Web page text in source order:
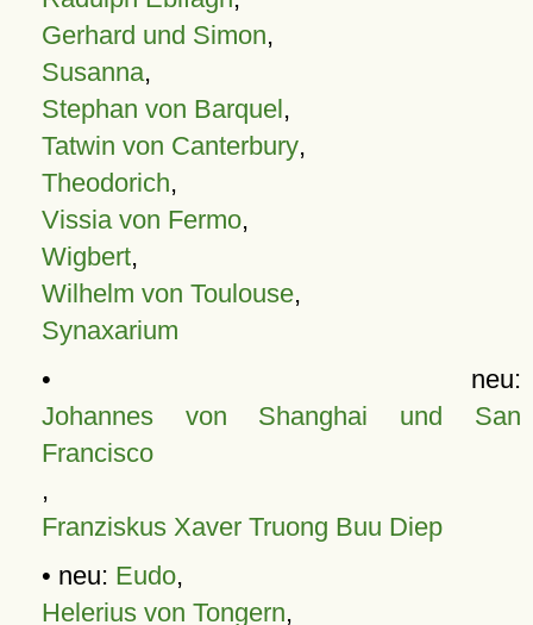
Gerhard und Simon,
Susanna,
Stephan von Barquel,
Tatwin von Canterbury,
Theodorich,
Vissia von Fermo,
Wigbert,
Wilhelm von Toulouse,
Synaxarium
• neu:
Johannes von Shanghai und San
Francisco
,
Franziskus Xaver Truong Buu Diep
• neu: Eudo,
Helerius von Tongern,